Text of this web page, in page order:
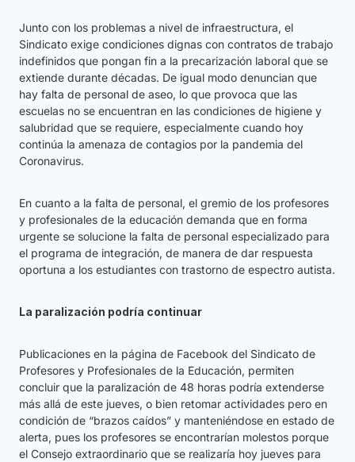
Junto con los problemas a nivel de infraestructura, el
Sindicato exige condiciones dignas con contratos de trabajo
indefinidos que pongan fin a la precarización laboral que se
extiende durante décadas. De igual modo denuncian que
hay falta de personal de aseo, lo que provoca que las
escuelas no se encuentran en las condiciones de higiene y
salubridad que se requiere, especialmente cuando hoy
continúa la amenaza de contagios por la pandemia del
Coronavirus.
En cuanto a la falta de personal, el gremio de los profesores
y profesionales de la educación demanda que en forma
urgente se solucione la falta de personal especializado para
el programa de integración, de manera de dar respuesta
oportuna a los estudiantes con trastorno de espectro autista.
La paralización podría continuar
Publicaciones en la página de Facebook del Sindicato de
Profesores y Profesionales de la Educación, permiten
concluir que la paralización de 48 horas podría extenderse
más allá de este jueves, o bien retomar actividades pero en
condición de “brazos caídos” y manteniéndose en estado de
alerta, pues los profesores se encontrarían molestos porque
el Consejo extraordinario que se realizaría hoy jueves para